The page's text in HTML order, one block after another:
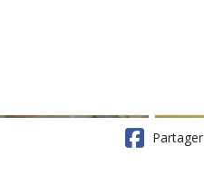
Partager